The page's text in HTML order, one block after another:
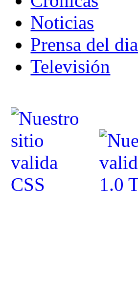
Noticias
Prensa del dia
Televisión